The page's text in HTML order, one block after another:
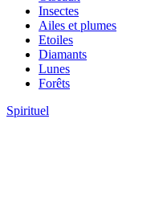
Insectes
Ailes et plumes
Etoiles
Diamants
Lunes
Forêts
Spirituel